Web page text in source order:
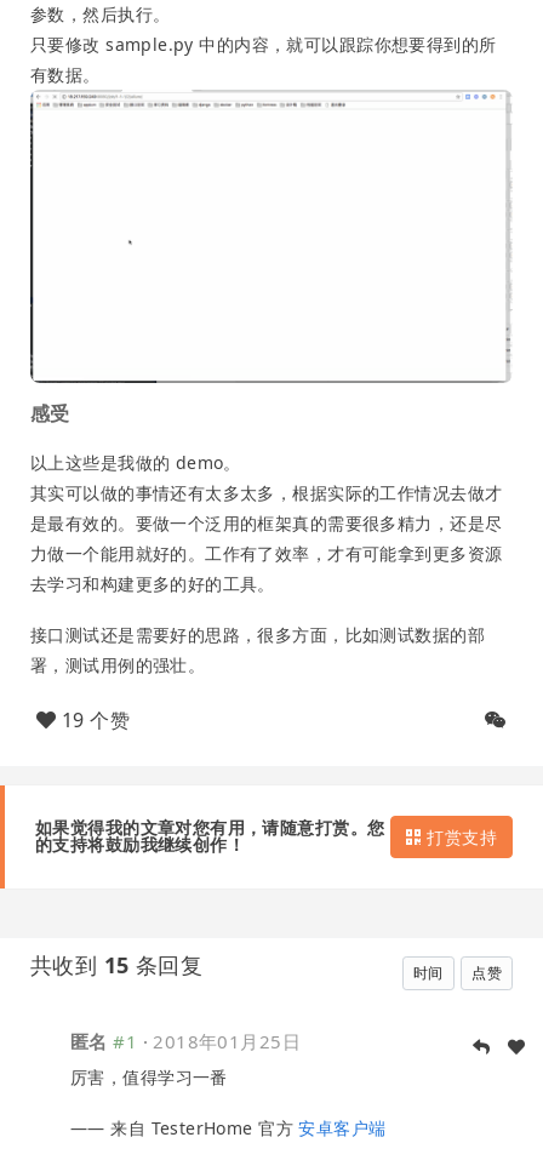
参数，然后执行。
只要修改 sample.py 中的内容，就可以跟踪你想要得到的所
有数据。
感受
以上这些是我做的 demo。
其实可以做的事情还有太多太多，根据实际的工作情况去做才
是最有效的。要做一个泛用的框架真的需要很多精力，还是尽
力做一个能用就好的。工作有了效率，才有可能拿到更多资源
去学习和构建更多的好的工具。
接口测试还是需要好的思路，很多方面，比如测试数据的部
署，测试用例的强壮。
19 个赞
如果觉得我的文章对您有用，请随意打赏。您
的支持将鼓励我继续创作！ 打赏支持
共收到 15 条回复 时间 点赞
匿名#1 · 2018年01月25日
厉害，值得学习一番
—— 来自 TesterHome 官方安卓客户端